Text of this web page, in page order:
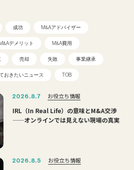
成功 M&Aアドバイザー
デメリット M&A費用
売却 失敗 事業継承
おきたいニュース TOB
2026.8.7 お役立ち情報
IRL（In Real Life）の意味とM&A交渉
——オンラインでは見えない現場の真実
2026.8.5 お役立ち情報